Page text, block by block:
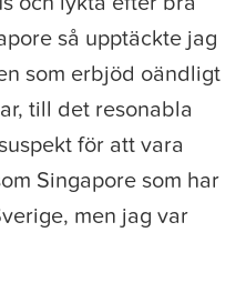
så upptäckte jag
som erbjöd oändligt
till det resonabla
för att vara
Singapore som har
men jag var